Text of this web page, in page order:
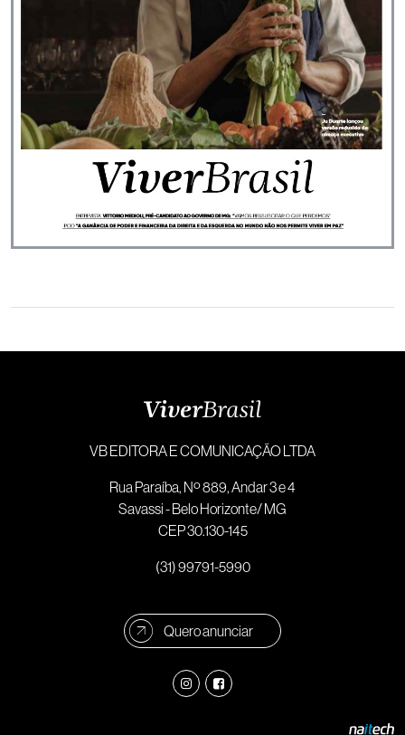
VB EDITORA E COMUNICAÇÃO LTDA
Rua Paraíba, Nº 889, Andar 3 e 4
Savassi - Belo Horizonte/ MG
CEP 30.130-145
(31) 99791-5990
Quero anunciar